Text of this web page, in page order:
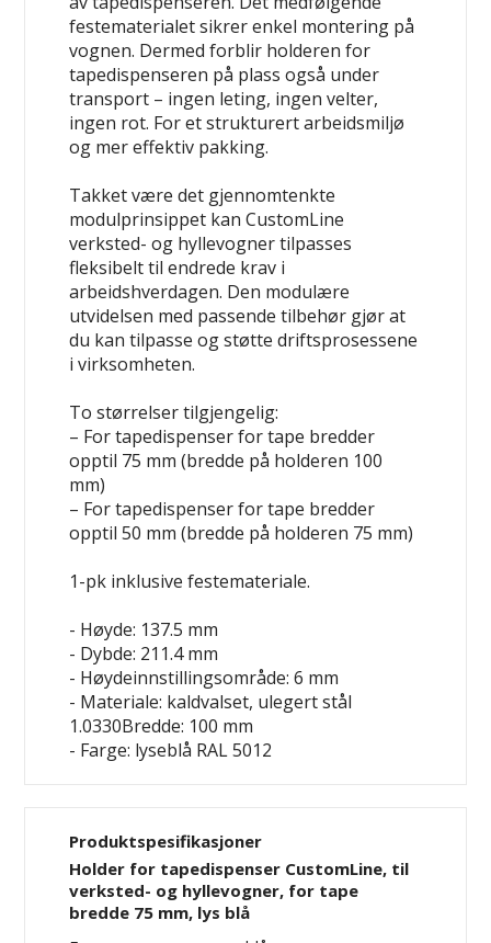
festematerialet sikrer enkel montering på
vognen. Dermed forblir holderen for
tapedispenseren på plass også under
transport – ingen leting, ingen velter,
ingen rot. For et strukturert arbeidsmiljø
og mer effektiv pakking.
Takket være det gjennomtenkte
modulprinsippet kan CustomLine
verksted- og hyllevogner tilpasses
fleksibelt til endrede krav i
arbeidshverdagen. Den modulære
utvidelsen med passende tilbehør gjør at
du kan tilpasse og støtte driftsprosessene
i virksomheten.
To størrelser tilgjengelig:
– For tapedispenser for tape bredder
opptil 75 mm (bredde på holderen 100
mm)
– For tapedispenser for tape bredder
opptil 50 mm (bredde på holderen 75 mm)
1-pk inklusive festemateriale.
- Høyde: 137.5 mm
- Dybde: 211.4 mm
- Høydeinnstillingsområde: 6 mm
- Materiale: kaldvalset, ulegert stål
1.0330Bredde: 100 mm
- Farge: lyseblå RAL 5012
Produktspesifikasjoner
Holder for tapedispenser CustomLine, til
verksted- og hyllevogner, for tape
bredde 75 mm, lys blå